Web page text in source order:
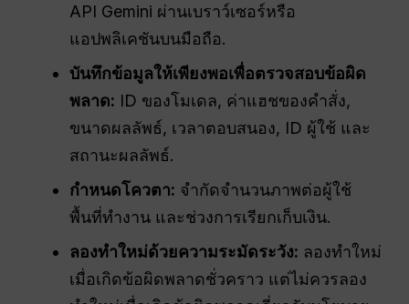
API Gemini ผ่านเบราว์เซอร์หรือ
แอปพลิเคชันบนมือถือ.
บันทึกข้อมูลให้เพียงพอเพื่อตรวจสอบข้อผิด
พลาด: ID ของโมเดล, ค่าแฮชของคำสั่ง,
ขนาดผลลัพธ์, เวลาตอบสนอง, ID ผู้ใช้ และ
สถานะผลลัพธ์.
กำหนดโควตา: จำกัดจำนวนภาพต่อผู้ใช้
พื้นที่ทำงาน และช่วงการเรียกเก็บเงิน.
ลองทำใหม่ด้วยความระมัดระวัง: ลองทำใหม่
เมื่อเกิดข้อผิดพลาดชั่วคราว แต่ไม่ควรลอง